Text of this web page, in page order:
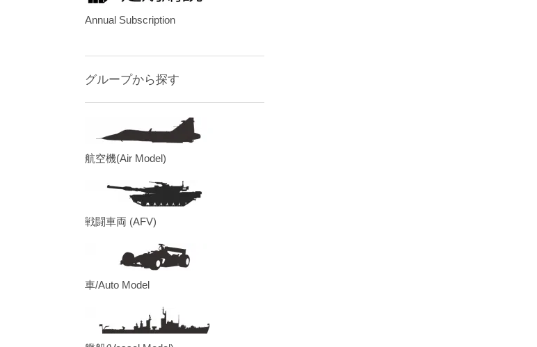
Annual Subscription
グループから探す
航空機(Air Model)
戦闘車両 (AFV)
車/Auto Model